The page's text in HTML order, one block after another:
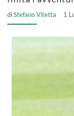
diStefano Vitetta 1